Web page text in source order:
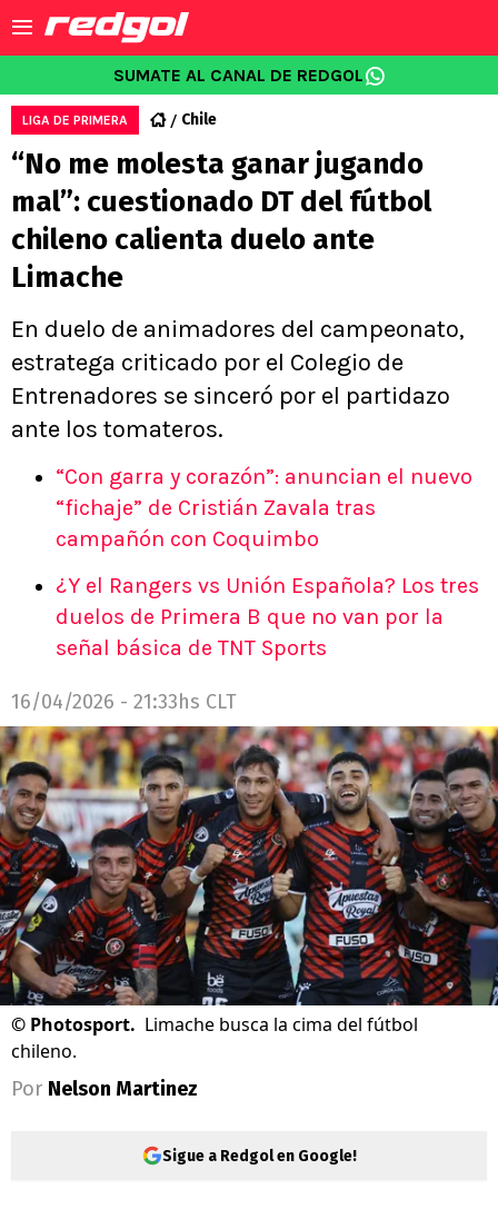
SUMATE AL CANAL DE REDGOL
LIGA DE PRIMERA Chile
“No me molesta ganar jugando
mal”: cuestionado DT del fútbol
chileno calienta duelo ante
Limache
En duelo de animadores del campeonato,
estratega criticado por el Colegio de
Entrenadores se sinceró por el partidazo
ante los tomateros.
“Con garra y corazón”: anuncian el nuevo
“fichaje” de Cristián Zavala tras
campañón con Coquimbo
¿Y el Rangers vs Unión Española? Los tres
duelos de Primera B que no van por la
señal básica de TNT Sports
16/04/2026 - 21:33hs CLT
© Photosport. Limache busca la cima del fútbol
chileno.
Por Nelson Martinez
Sigue a Redgol en Google!